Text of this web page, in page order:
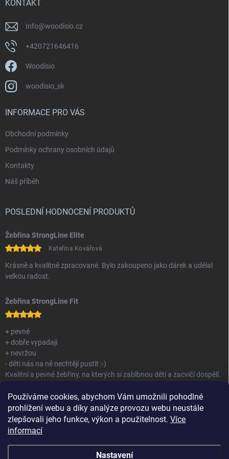
Používáme cookies, abychom Vám umožnili pohodlné
prohlížení webu a díky analýze provozu webu neustále
zlepšovali jeho funkce, výkon a použitelnost. Více
informací
Nastavení
KONTAKT
Info@woodisio.cz
+420721646416
Woodisio
woodisio_sk
INFORMACE PRO VÁS
Obchodní podmínky
Podmínky ochrany osobních údajů
Kontakty
Náš příběh
POSLEDNÍ HODNOCENÍ PRODUKTŮ
Žebřina StrongLine Elite
Kateřina Kovářová
Krásně a kvalitně zpracované. Bylo zakoupeno jako dárek a udělal
velkou radost.
Žebřina StrongLine Fit
+ pevné
+ dobře vypadají
+ nevržou
- děti nás na ně nechtějí pustit :-)
Kvalitní a pevné žebřiny, na kterých si zablbnou děti a zacvičí dospělí.